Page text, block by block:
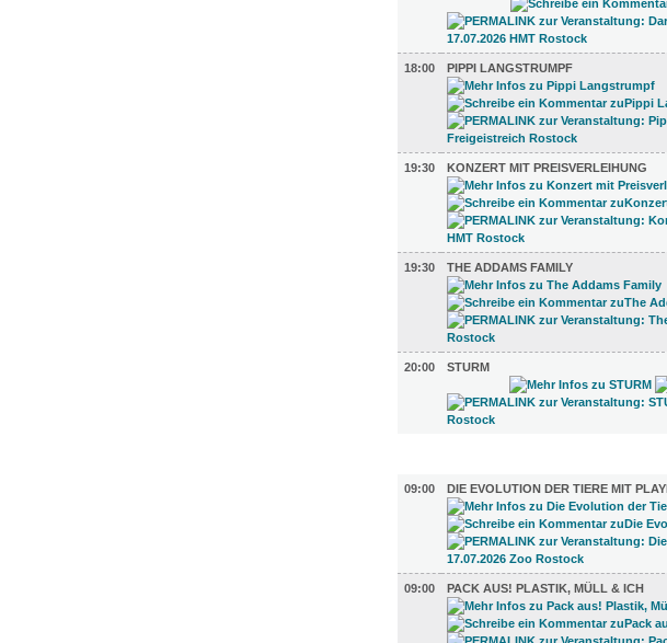
18:00 PIPPI LANGSTRUMPF
19:30 KONZERT MIT PREISVERLEIHUNG
19:30 THE ADDAMS FAMILY
20:00 STURM
09:00
DIE EVOLUTION DER TIERE MIT
09:00 PACK AUS! PLASTIK, MÜLL & ICH